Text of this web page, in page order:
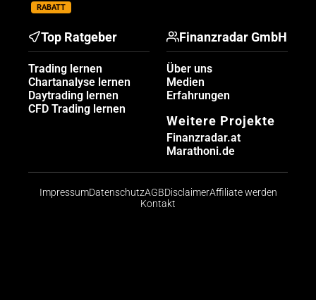
RABATT
Top Ratgeber
Trading lernen
Chartanalyse lernen
Daytrading lernen
CFD Trading lernen
Finanzradar GmbH
Über uns
Medien
Erfahrungen
Weitere Projekte
Finanzradar.at
Marathoni.de
ImpressumDatenschutzAGBDisclaimerAffiliate werden
Kontakt